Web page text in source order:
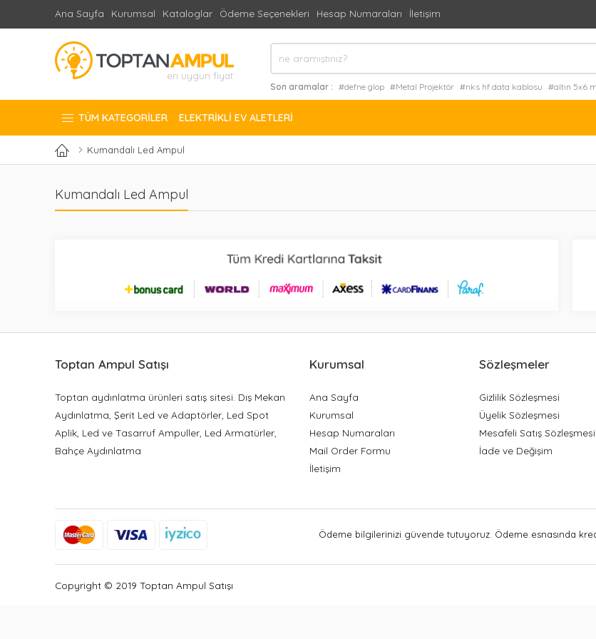
Ana Sayfa Kurumsal Kataloglar Ödeme Seçenekleri Hesap Numaraları İletişim
en uygun fiyat
Son aramalar : #defne glop #Metal Projektör #nks hf data kablosu #altın 5x6
#1x120 mm nyy kablo
TÜM KATEGORILER ELEKTRIKLI EV ALETLERI
Kumandalı Led Ampul
Kumandalı Led Ampul
Toptan Ampul Satışı
Toptan aydınlatma ürünleri satış sitesi. Dış Mekan
Aydınlatma, Şerit Led ve Adaptörler, Led Spot
Aplik, Led ve Tasarruf Ampuller, Led Armatürler,
Bahçe Aydınlatma
Kurumsal
Ana Sayfa
Kurumsal
Hesap Numaraları
Mail Order Formu
İletişim
Sözleşmeler
Gizlilik Sözleşmesi
Üyelik Sözleşmesi
Mesafeli Satış Sözleşmesi
İade ve Değişim
Ödeme bilgilerinizi güvende tutuyoruz. Ödeme esnasında
Copyright © 2019 Toptan Ampul Satışı